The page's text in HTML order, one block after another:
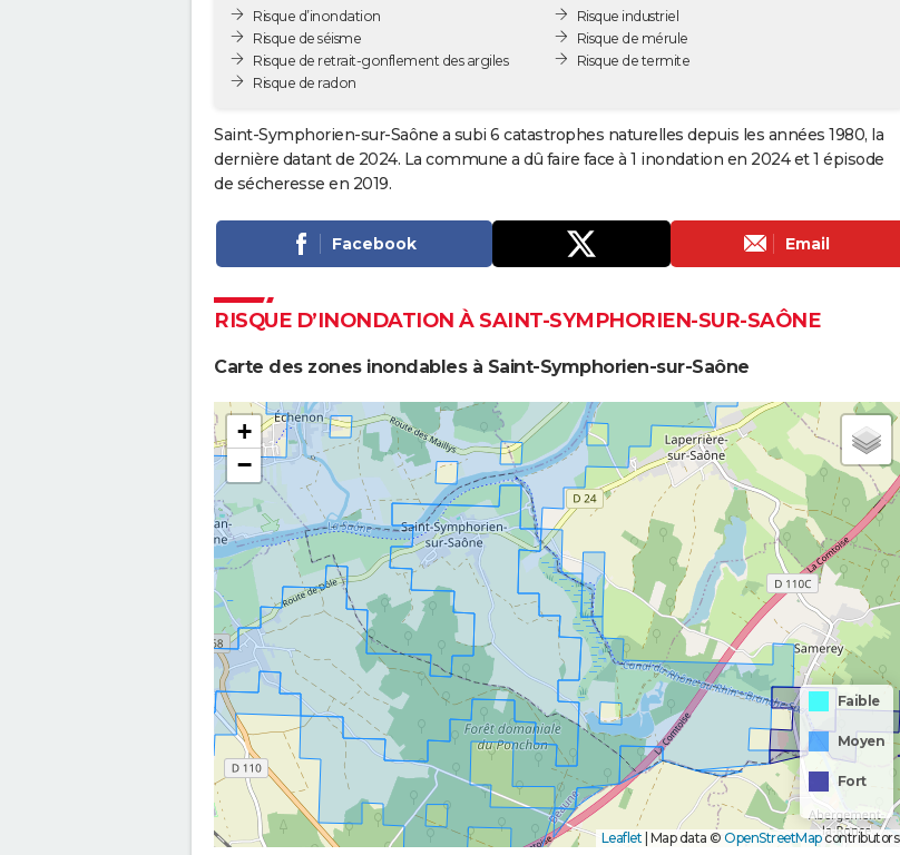
Risque d’inondation
Risque de séisme
Risque de retrait-gonflement des argiles
Risque de radon
Risque industriel
Risque de mérule
Risque de termite
Saint-Symphorien-sur-Saône a subi 6 catastrophes naturelles depuis les années 1980, la
dernière datant de 2024. La commune a dû faire face à 1 inondation en 2024 et 1 épisode
de sécheresse en 2019.
Facebook Email
RISQUE D’INONDATION À SAINT-SYMPHORIEN-SUR-SAÔNE
Carte des zones inondables à Saint-Symphorien-sur-Saône
+
−
Faible
Moyen
Fort
Leaflet | Map data © OpenStreetMapcontributors